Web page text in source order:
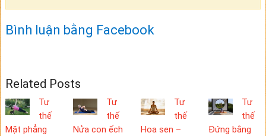
Bình luận bằng Facebook
Related Posts
Tư
thế
Mặt phẳng
Tư
thế
Nửa con ếch
Tư
thế
Hoa sen –
Tư
thế
Đứng bằng